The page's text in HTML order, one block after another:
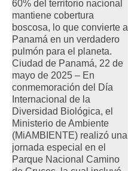
60% del territorio nacional
mantiene cobertura
boscosa, lo que convierte a
Panamá en un verdadero
pulmón para el planeta.
Ciudad de Panamá, 22 de
mayo de 2025 – En
conmemoración del Día
Internacional de la
Diversidad Biológica, el
Ministerio de Ambiente
(MiAMBIENTE) realizó una
jornada especial en el
Parque Nacional Camino